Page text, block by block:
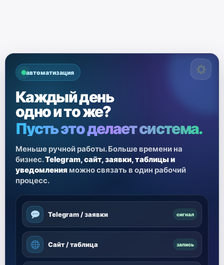
автоматизация
Каждый день
одно и то же?
Пусть это делает система.
Меньше ручной работы. Больше времени на
бизнес.Telegram, сайт, заявки, таблицы и
уведомления можно связать в один рабочий
процесс.
Telegram / заявки сигнал
Сайт / таблица запись